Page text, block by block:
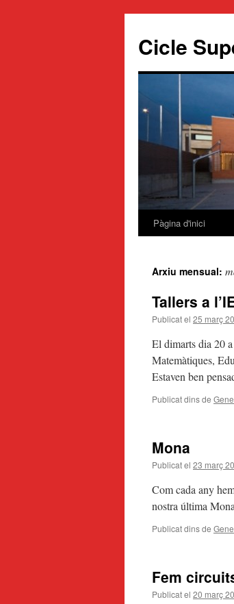
Cicle
Vés
contingut
Pàgina d'inici
Arxiu mensual:
Tallers a
Publicat el 25 març
El dimarts dia 20
Matemàtiques,
Estaven ben
Publicat dins de
Mona
Publicat el 23 març
Com cada any
nostra última
Publicat dins de
Fem
Publicat el 20 març